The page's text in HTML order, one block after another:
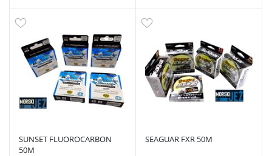
SUNSET FLUOROCARBON
50M
SEAGUAR FXR 50M